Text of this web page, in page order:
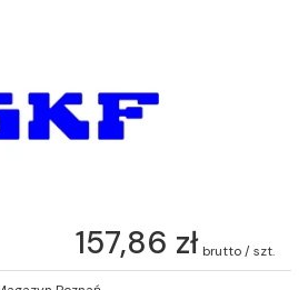
157,86 zł brutto / szt.